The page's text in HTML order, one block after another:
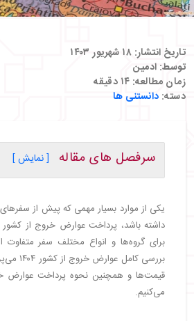
تاریخ انتشار: ۱۸ شهریور ۱۴۰۳
توسط: ادمین
زمان مطالعه: ۱۴ دقیقه
دسته: دانستنی ها
سرفصل های مقاله
[ نمایش ]
・عوارض خروج از کشور چیست و از
・چه افرادی واجد شرایط پرداخت
کشور هستند؟
・ روش‌ های پرداخت عوارض خروج
・پرداخت حضوری عوارض خروج
・ پرداخت آنلاین عوارض خروج از
・پرداخت عوارض خروج از کشور از
یکی از موارد بسیار مهمی که پیش از
داشته باشد، پرداخت عوارض خروج از
برای گروه‌ها و انواع مختلف سفر
بررسی
قیمت‌ها و همچنین نحوه پرداخت عوارض
می‌کنیم.